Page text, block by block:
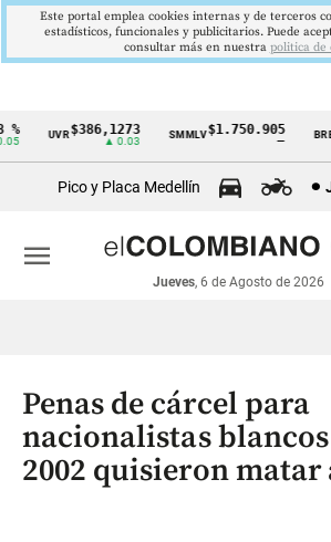
Cintillo
económicos
Colombia
UVR$386,1273
▲ 0.03
SMMLV$1.750.905
Pico y Placa Medellín
Jueves, 6 de Agosto de 2026
menu
Penas de cárcel para
nacionalistas
2002 quisieron matar
Este portal emplea cookies internas y de terceros
estadísticos, funcionales y publicitarios. Puede
consultar más en nuestra politica de